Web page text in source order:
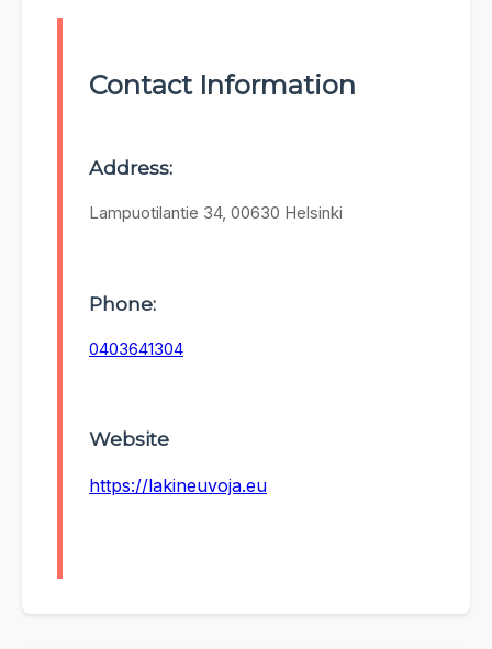
Contact Information
Address:
Lampuotilantie 34, 00630 Helsinki
Phone:
0403641304
Website
https://lakineuvoja.eu